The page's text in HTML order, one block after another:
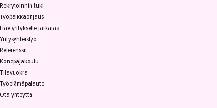
Rekrytoinnin tuki
Työpaikkaohjaus
Hae yritykselle jatkajaa
Yritysyhteistyö
Referenssit
Konepajakoulu
Tilavuokra
Työelämäpalaute
Ota yhteyttä